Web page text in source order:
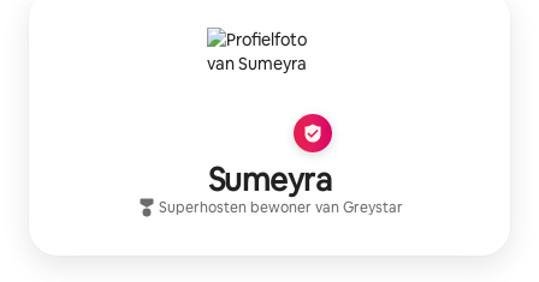
Sumeyra
Superhosten bewoner van Greystar